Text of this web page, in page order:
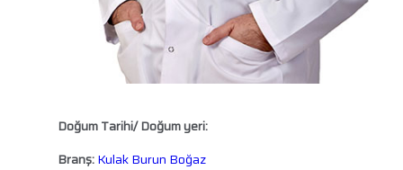
Doğum Tarihi/ Doğum yeri:
Branş: Kulak Burun Boğaz